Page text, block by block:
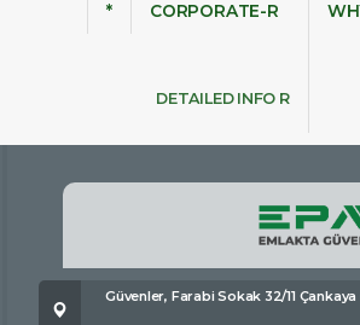
* CORPORATE-R
DETAILED INFO R
Güvenler, Farabi Sokak 32/11